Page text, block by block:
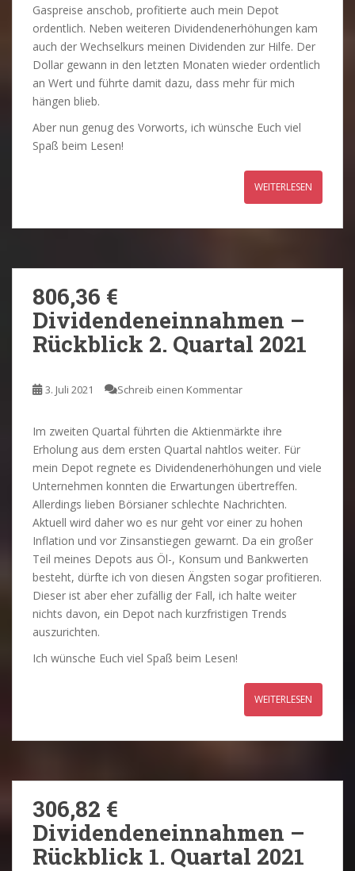
Gaspreise anschob, profitierte auch mein Depot
ordentlich. Neben weiteren Dividendenerhöhungen kam
auch der Wechselkurs meinen Dividenden zur Hilfe. Der
Dollar gewann in den letzten Monaten wieder ordentlich
an Wert und führte damit dazu, dass mehr für mich
hängen blieb.
Aber nun genug des Vorworts, ich wünsche Euch viel
Spaß beim Lesen!
WEITERLESEN
806,36 €
Dividendeneinnahmen –
Rückblick 2. Quartal 2021
3. Juli 2021 Schreib einen Kommentar
Im zweiten Quartal führten die Aktienmärkte ihre
Erholung aus dem ersten Quartal nahtlos weiter. Für
mein Depot regnete es Dividendenerhöhungen und viele
Unternehmen konnten die Erwartungen übertreffen.
Allerdings lieben Börsianer schlechte Nachrichten.
Aktuell wird daher wo es nur geht vor einer zu hohen
Inflation und vor Zinsanstiegen gewarnt. Da ein großer
Teil meines Depots aus Öl-, Konsum und Bankwerten
besteht, dürfte ich von diesen Ängsten sogar profitieren.
Dieser ist aber eher zufällig der Fall, ich halte weiter
nichts davon, ein Depot nach kurzfristigen Trends
auszurichten.
Ich wünsche Euch viel Spaß beim Lesen!
WEITERLESEN
306,82 €
Dividendeneinnahmen –
Rückblick 1. Quartal 2021